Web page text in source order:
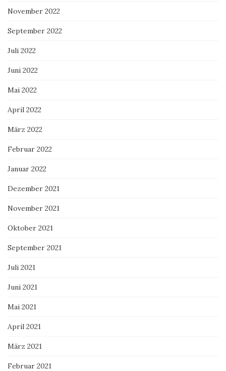
November 2022
September 2022
Juli 2022
Juni 2022
Mai 2022
April 2022
März 2022
Februar 2022
Januar 2022
Dezember 2021
November 2021
Oktober 2021
September 2021
Juli 2021
Juni 2021
Mai 2021
April 2021
März 2021
Februar 2021